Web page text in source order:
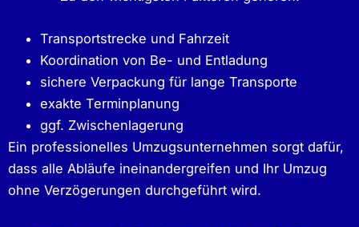
Transportstrecke und Fahrzeit
Koordination von Be- und Entladung
sichere Verpackung für lange Transporte
exakte Terminplanung
ggf. Zwischenlagerung
Ein professionelles Umzugsunternehmen sorgt dafür,
dass alle Abläufe ineinandergreifen und Ihr Umzug
ohne Verzögerungen durchgeführt wird.